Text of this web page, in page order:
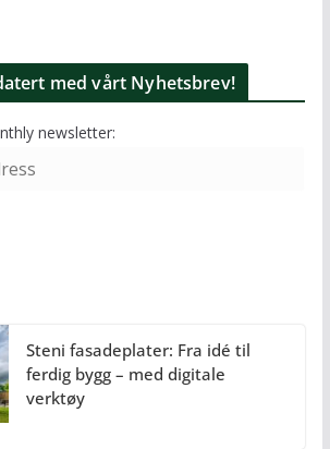
med vårt Nyhetsbrev!
newsletter:
Steni fasadeplater: Fra idé til
ferdig bygg – med digitale
verktøy